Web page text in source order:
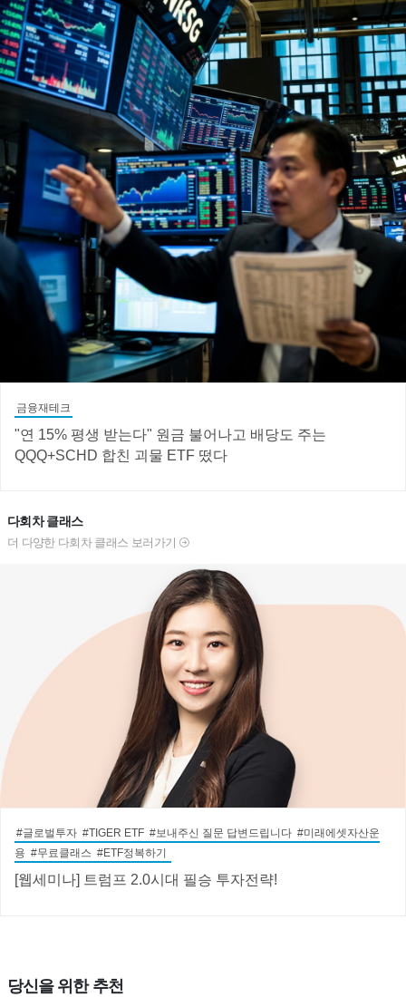
금융재테크
"연 15% 평생 받는다" 원금 불어나고 배당도 주는
QQQ+SCHD 합친 괴물 ETF 떴다
다회차 클래스
더 다양한 다회차 클래스 보러가기
#글로벌투자 #TIGER ETF #보내주신 질문 답변드립니다 #미래에셋자산운
용 #무료클래스 #ETF정복하기
[웹세미나] 트럼프 2.0시대 필승 투자전략!
당신을 위한 추천